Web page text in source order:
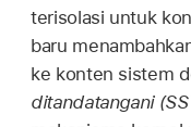
terisolasi untuk
baru
ke konten sistem
ditandatangani